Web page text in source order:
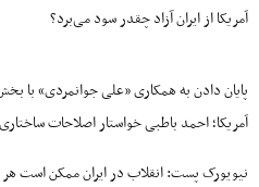
آمریکا از ایران آزاد چقدر سود می‌برد؟
پایان دادن به همکاری «علی جوانمردی» با
آمریکا؛ احمد باطبی خواستار اصلاحات
نیویورک پست: انقلاب در ایران ممکن است